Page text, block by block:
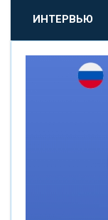
ИНТЕРВЬЮ